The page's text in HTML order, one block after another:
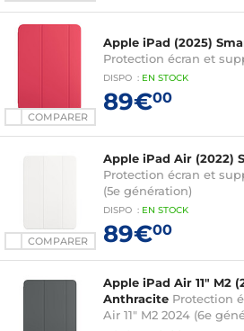
COMPARER
Apple iPad (2025)
Protection écran et
DISPO : EN STOCK
89€00
COMPARER
Apple iPad Air (2022)
Protection écran et
(5e génération)
DISPO : EN STOCK
89€00
Apple iPad Air 11" M2
Anthracite Protection
Air 11" M2 2024 (6e